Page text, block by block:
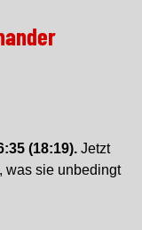
(18:19). Jetzt
was sie unbedingt